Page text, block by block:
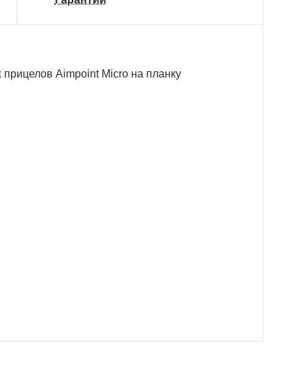
Aimpoint Micro на планку